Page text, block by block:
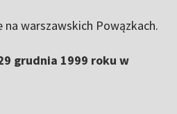
na warszawskich Powązkach.
grudnia 1999 roku w